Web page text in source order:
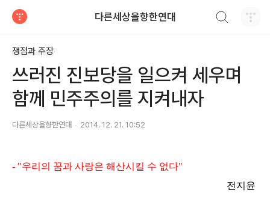
다른세상을향한연대
쟁점과 주장
쓰러진 진보당을 일으켜 세우며
함께 민주주의를 지켜내자
다른세상을향한연대 2014. 12. 21. 10:52
- "우리의 꿈과 사랑은 해산시킬 수 없다"
전지윤